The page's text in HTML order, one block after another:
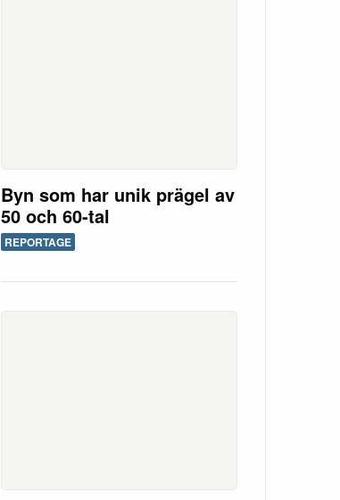
Byn som har unik prägel av
50 och 60-tal
REPORTAGE